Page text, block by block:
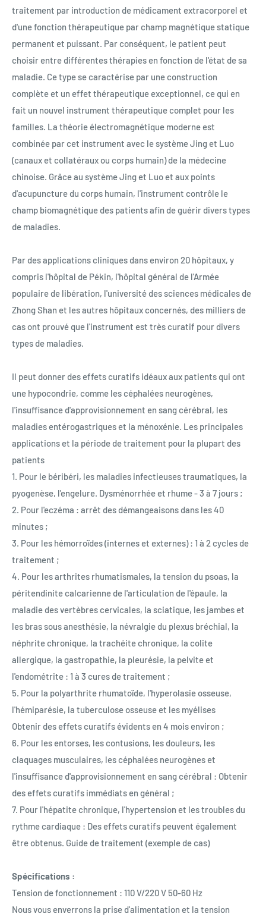
traitement par introduction de médicament extracorporel et
d'une fonction thérapeutique par champ magnétique statique
permanent et puissant. Par conséquent, le patient peut
choisir entre différentes thérapies en fonction de l'état de sa
maladie. Ce type se caractérise par une construction
complète et un effet thérapeutique exceptionnel, ce qui en
fait un nouvel instrument thérapeutique complet pour les
familles. La théorie électromagnétique moderne est
combinée par cet instrument avec le système Jing et Luo
(canaux et collatéraux ou corps humain) de la médecine
chinoise. Grâce au système Jing et Luo et aux points
d'acupuncture du corps humain, l'instrument contrôle le
champ biomagnétique des patients afin de guérir divers types
de maladies.
Par des applications cliniques dans environ 20 hôpitaux, y
compris l'hôpital de Pékin, l'hôpital général de l'Armée
populaire de libération, l'université des sciences médicales de
Zhong Shan et les autres hôpitaux concernés, des milliers de
cas ont prouvé que l'instrument est très curatif pour divers
types de maladies.
Il peut donner des effets curatifs idéaux aux patients qui ont
une hypocondrie, comme les céphalées neurogènes,
l'insuffisance d'approvisionnement en sang cérébral, les
maladies entérogastriques et la ménoxénie. Les principales
applications et la période de traitement pour la plupart des
patients
1. Pour le béribéri, les maladies infectieuses traumatiques, la
pyogenèse, l'engelure. Dysménorrhée et rhume - 3 à 7 jours ;
2. Pour l'eczéma : arrêt des démangeaisons dans les 40
minutes ;
3. Pour les hémorroïdes (internes et externes) : 1 à 2 cycles de
traitement ;
4. Pour les arthrites rhumatismales, la tension du psoas, la
péritendinite calcarienne de l'articulation de l'épaule, la
maladie des vertèbres cervicales, la sciatique, les jambes et
les bras sous anesthésie, la névralgie du plexus bréchial, la
néphrite chronique, la trachéite chronique, la colite
allergique, la gastropathie, la pleurésie, la pelvite et
l'endométrite : 1 à 3 cures de traitement ;
5. Pour la polyarthrite rhumatoïde, l'hyperolasie osseuse,
l'hémiparésie, la tuberculose osseuse et les myélises
Obtenir des effets curatifs évidents en 4 mois environ ;
6. Pour les entorses, les contusions, les douleurs, les
claquages ​​musculaires, les céphalées neurogènes et
l'insuffisance d'approvisionnement en sang cérébral : Obtenir
des effets curatifs immédiats en général ;
7. Pour l'hépatite chronique, l'hypertension et les troubles du
rythme cardiaque : Des effets curatifs peuvent également
être obtenus. Guide de traitement (exemple de cas)
Spécifications :
Tension de fonctionnement : 110 V/220 V 50-60 Hz
Nous vous enverrons la prise d'alimentation et la tension